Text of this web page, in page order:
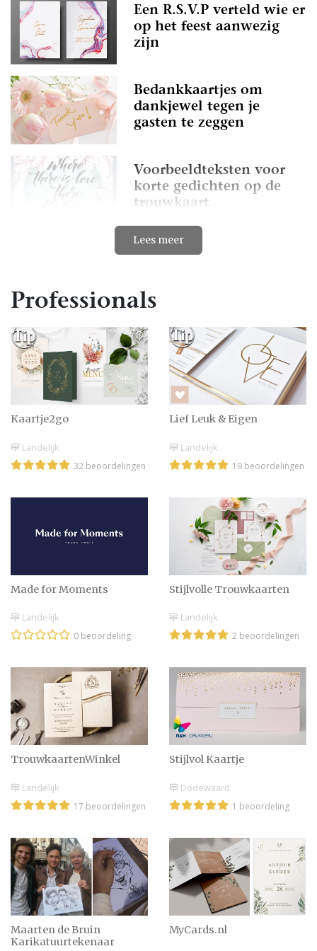
Professionals
Kaartje2go
Landelijk
32 beoordelingen
Lief Leuk & Eigen
Landelijk
19 beoordelingen
Made for Moments
Landelijk
0 beoordeling
Stijlvolle Trouwkaarten
Landelijk
2 beoordelingen
TrouwkaartenWinkel
Landelijk
17 beoordelingen
Stijlvol Kaartje
Dodewaard
1 beoordeling
Maarten de Bruin
Karikatuurtekenaar
MyCards.nl
Een R.S.V.P verteld wie er
op het feest aanwezig
zijn
Bedankkaartjes om
dankjewel tegen je
gasten te zeggen
Voorbeeldteksten voor
korte gedichten op de
trouwkaart
Tekst trouwkaart:
Trouwkaarten voor
daggasten & avondgasten
| Alle ins & outs
Kaart sturen met bruiloft
tekst? Wat wens je
trouwen?
De liefste teksten voor
trouwkaarten
Uitnodigings of
trouwkaarten
Felicitatie huwelijk kaart
Trendalert! Kerst Save the
Dates
Inspiratie voor de
quote of songtekst?
Een mijlpaal: tien jaar
getrouwd!
Lees meer